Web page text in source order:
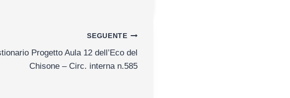
SEGUENTE
Progetto Aula 12 dell’Eco del
Chisone – Circ. interna n.585